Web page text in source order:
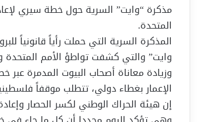
مذكرة “وايت” السرية حول خطة سيري
المتحدة.
المذكرة السرية التي حملت رأياً قانونياً
وايت” والتي كشفت تواطؤ الأمم
وزيادة معاناة أصحاب البيوت المدمرة
الإعمار بغطاء دولي، تتطلب موقفاً
إن هيئة الحراك الوطني لكسر الحصار